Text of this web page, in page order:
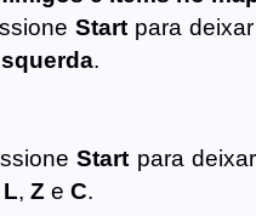
Startpara deixar
.
Start para
L, Z e C.